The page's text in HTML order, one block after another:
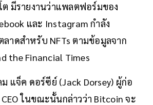
ต มีรายงานว่าแพลตฟอร์มของ
และ Instagram กำลัง
าดสำหรับ NFTs ตามข้อมูลจาก
the Financial Times
แจ็ค ดอร์ซีย์ (Jack Dorsey) ผู้ก่อ
ในขณะนั้นกล่าวว่า Bitcoin จะ